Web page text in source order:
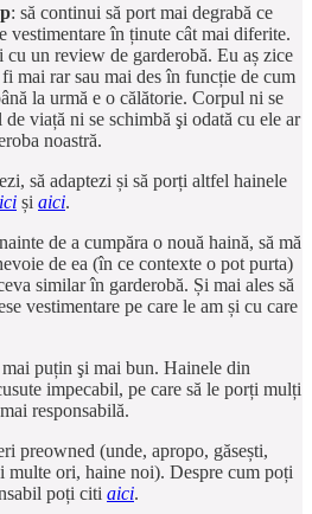
: să continui să port mai degrabă ce
vestimentare în ținute cât mai diferite.
un review de garderobă. Eu aș zice
mai rar sau mai des în funcție de cum
la urmă e o călătorie. Corpul ni se
viață ni se schimbă şi odată cu ele ar
noastră.
să adaptezi și să porți altfel hainele
și aici.
de a cumpăra o nouă haină, să mă
de ea (în ce contexte o pot purta)
similar în garderobă. Și mai ales să
vestimentare pe care le am și cu care
mai puțin şi mai bun. Hainele din
impecabil, pe care să le porți mulți
responsabilă.
preowned (unde, apropo, găsești,
multe ori, haine noi). Despre cum poți
poți citi aici.